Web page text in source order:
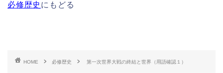
必修歴史 にもどる
HOME 必修歴史 第一次世界大戦の終結と世界（用語確認１）